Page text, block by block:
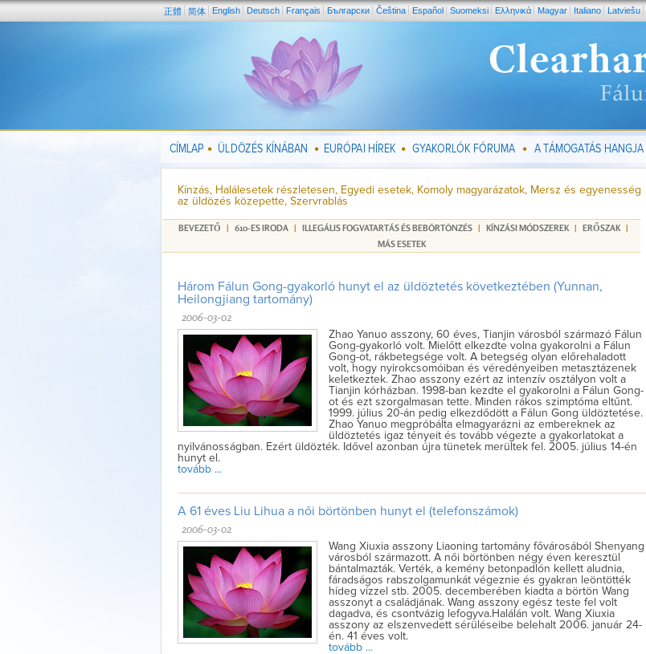
正體 简体 English Deutsch Français Български Čeština Español Suomeksi Ελληνικά Magyar Italiano Latviešu
CÍMLAP ÜLDÖZÉS KÍNÁBAN EURÓPAI HÍREK GYAKORLÓK FÓRUMA A TÁMOGATÁS HANGJA
Kínzás, Halálesetek részletesen, Egyedi esetek, Komoly magyarázatok, Mersz és egyenesség
az üldözés közepette, Szervrablás
BEVEZETŐ | 610-ES IRODA | ILLEGÁLIS FOGVATARTÁS ÉS BEBÖRTÖNZÉS | KÍNZÁSI MÓDSZEREK | ERŐSZAK |
MÁS ESETEK
Három Fálun Gong-gyakorló hunyt el az üldöztetés következtében (Yunnan,
Heilongjiang tartomány)
2006-03-02
Zhao Yanuo asszony, 60 éves, Tianjin városból származó Fálun
Gong-gyakorló volt. Mielőtt elkezdte volna gyakorolni a Fálun
Gong-ot, rákbetegsége volt. A betegség olyan előrehaladott
volt, hogy nyirokcsomóiban és véredényeiben metasztázenek
keletkeztek. Zhao asszony ezért az intenzív osztályon volt a
Tianjin kórházban. 1998-ban kezdte el gyakorolni a Fálun Gong-
ot és ezt szorgalmasan tette. Minden rákos szimptóma eltűnt.
1999. július 20-án pedig elkezdődött a Fálun Gong üldöztetése.
Zhao Yanuo megpróbálta elmagyarázni az embereknek az
üldöztetés igaz tényeit és tovább végezte a gyakorlatokat a
nyilvánosságban. Ezért üldözték. Idővel azonban újra tünetek merültek fel. 2005. július 14-én
hunyt el.
tovább ...
A 61 éves Liu Lihua a női börtönben hunyt el (telefonszámok)
2006-03-02
Wang Xiuxia asszony Liaoning tartomány fővárosából Shenyang
városból származott. A női börtönben négy éven keresztül
bántalmazták. Verték, a kemény betonpadlón kellett aludnia,
fáradságos rabszolgamunkát végeznie és gyakran leöntötték
hídeg vízzel stb. 2005. decemberében kiadta a börtön Wang
asszonyt a családjának. Wang asszony egész teste fel volt
dagadva, és csontvázig lefogyva.Halálán volt. Wang Xiuxia
asszony az elszenvedett sérüléseibe belehalt 2006. január 24-
én. 41 éves volt.
tovább ...